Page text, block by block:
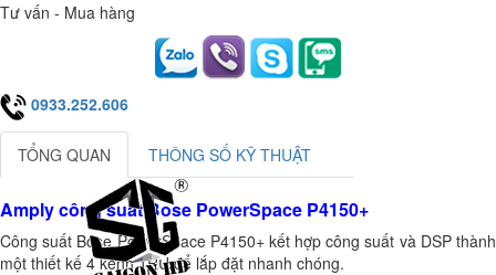
Tư vấn - Mua hàng
0933.252.606
TỔNG QUAN THÔNG SỐ KỸ THUẬT
Amply công suất Bose PowerSpace P4150+
Công suất Bose PowerSpace P4150+ kết hợp công suất và DSP thành
một thiết kế 4 kênh 1RU để lắp đặt nhanh chóng.